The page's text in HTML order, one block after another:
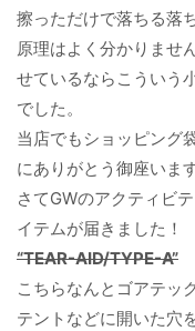
擦っただけで落ちる落
原理はよく分かりませ
せているならこういう
でした。
当店でもショッピング
にありがとう御座いま
さてGWのアクティビ
イテムが届きました！
“TEAR-AID/TYPE-A”
こちらなんとゴアテッ
テントなどに開いた穴